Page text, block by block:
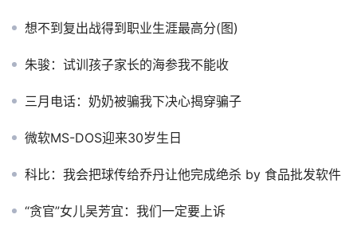
想不到复出战得到职业生涯最高分(图)
朱骏：试训孩子家长的海参我不能收
三月电话：奶奶被骗我下决心揭穿骗子
微软MS-DOS迎来30岁生日
科比：我会把球传给乔丹让他完成绝杀 by 食品批发软件
“贪官”女儿吴芳宜：我们一定要上诉